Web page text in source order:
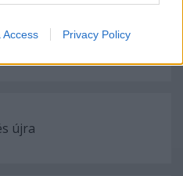
Access Privacy Policy
zongorába
újra